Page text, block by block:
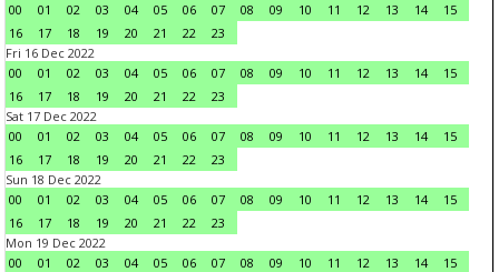
00
01 02 03 04 05 06 07 08 09 10 11 12 13 14
15
16
17 18 19 20 21 22
23
Fri 16 Dec 2022
00
01 02 03 04 05 06 07 08 09 10 11 12 13 14
15
16
17 18 19 20 21 22
23
Sat 17 Dec 2022
00
01 02 03 04 05 06 07 08 09 10 11 12 13 14
15
16
17 18 19 20 21 22
23
Sun 18 Dec 2022
00
01 02 03 04 05 06 07 08 09 10 11 12 13 14
15
16
17 18 19 20 21 22
23
Mon 19 Dec 2022
00
01 02 03 04 05 06 07 08 09 10 11 12 13 14
15